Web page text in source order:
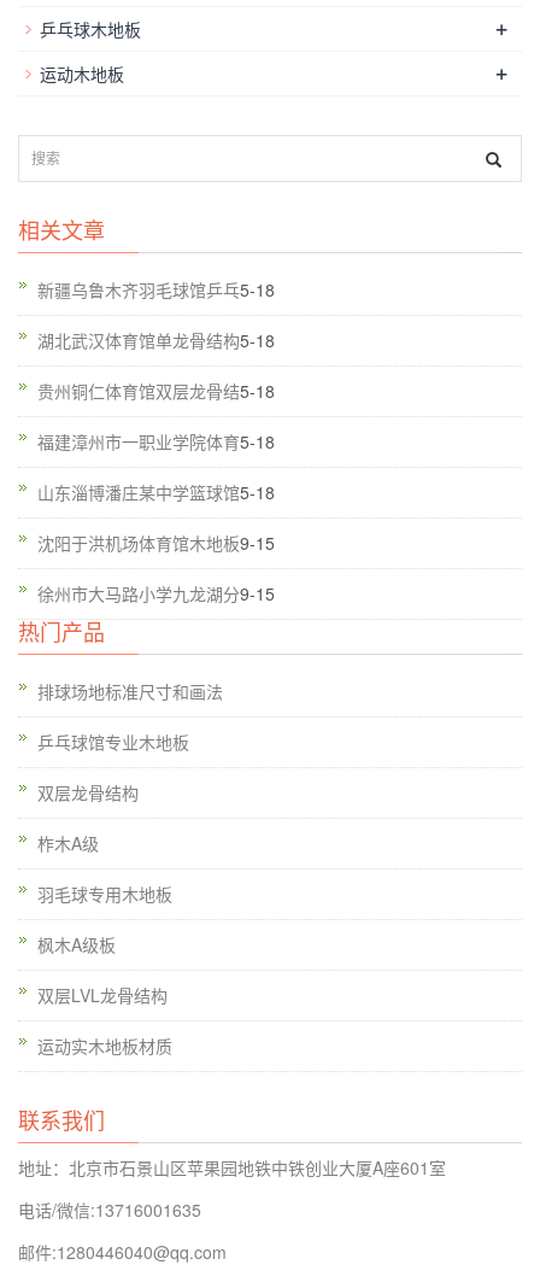
乒乓球木地板 +
运动木地板 +
相关文章
新疆乌鲁木齐羽毛球馆乒乓5-18
湖北武汉体育馆单龙骨结构5-18
贵州铜仁体育馆双层龙骨结5-18
福建漳州市一职业学院体育5-18
山东淄博潘庄某中学篮球馆5-18
沈阳于洪机场体育馆木地板9-15
徐州市大马路小学九龙湖分9-15
热门产品
排球场地标准尺寸和画法
乒乓球馆专业木地板
双层龙骨结构
柞木A级
羽毛球专用木地板
枫木A级板
双层LVL龙骨结构
运动实木地板材质
联系我们
地址：北京市石景山区苹果园地铁中铁创业大厦A座601室
电话/微信:13716001635
邮件:1280446040@qq.com